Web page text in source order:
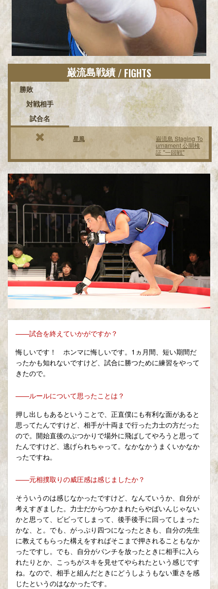
巌流島戦績/ FIGHTS
勝敗
対戦相手
試合名
星風
巌流島 Staging To
urnament 公開検
証 "一回戦"
——試合を終えていかがですか？
悔しいです！ ホンマに悔しいです。1ヵ月間、短い期間だ
ったかも知れないですけど、試合に勝つために練習をやって
きたので。
——ルールについて思ったことは？
押し出しもあるということで、正直僕にも有利な面があると
思ってたんですけど、相手が十両まで行った力士の方だった
ので。開始直後のぶつかりで場外に飛ばしてやろうと思って
たんですけど、逃げられちゃって。なかなかうまくいかなか
ったですね。
——元相撲取りの威圧感は感じましたか？
そういうのは感じなかったですけど、なんていうか、自分が
考えすぎました。力士だからつかまれたらやばいんじゃない
かと思って、ビビってしまって、後手後手に回ってしまった
かな、と。でも、がっぷり四つになったときも、自分の先生
に教えてもらった構えをすればそこまで押されることもなか
ったですし。でも、自分がパンチを放ったときに相手に入ら
れたりとか、こっちがスキを見せてやられたという感じです
ね。なので、相手と組んだときにどうしようもない重さを感
じたというのはなかったです。